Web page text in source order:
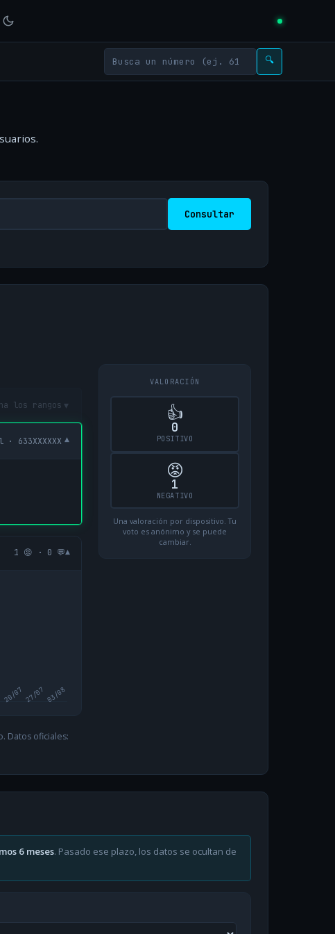
🔍
Consultar
los rangos ▾
· 633XXXXXX ▾
1 😡 · 0 💬▾
20/07 27/07 03/08
Datos oficiales:
VALORACIÓN
👍
0
POSITIVO
😡
1
NEGATIVO
Una valoración por dispositivo. Tu
voto es anónimo y se puede
cambiar.
6 meses. Pasado ese plazo, los datos se ocultan de